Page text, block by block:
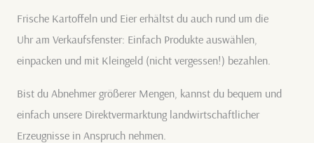
Frische Kartoffeln und Eier erhältst du auch rund um die
Uhr am Verkaufsfenster: Einfach Produkte auswählen,
einpacken und mit Kleingeld (nicht vergessen!) bezahlen.
Bist du Abnehmer größerer Mengen, kannst du bequem und
einfach unsere Direktvermarktung landwirtschaftlicher
Erzeugnisse in Anspruch nehmen.